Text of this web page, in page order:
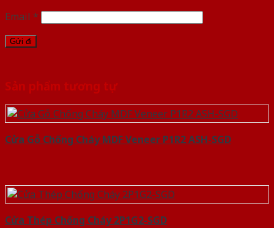
Email *
Sản phẩm tương tự
Cửa Gỗ Chống Cháy MDF Veneer P1R2 ASH-SGD
Cửa Thép Chống Cháy 2P1G2-SGD